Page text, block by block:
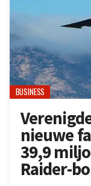
BUSINESS
nieuwe
39,9
Raider-